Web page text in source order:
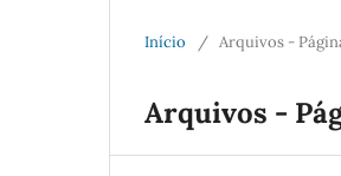
Início / Arquivos -
Arquivos -